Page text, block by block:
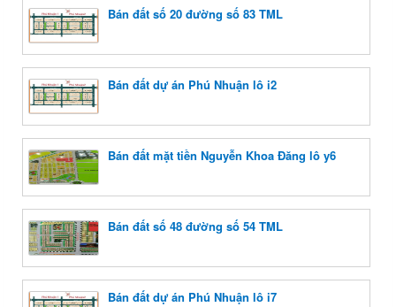
Bán đất số 20 đường số 83 TML
Bán đất dự án Phú Nhuận lô i2
Bán đất mặt tiền Nguyễn Khoa Đăng lô y6
Bán đất số 48 đường số 54 TML
Bán đất dự án Phú Nhuận lô i7